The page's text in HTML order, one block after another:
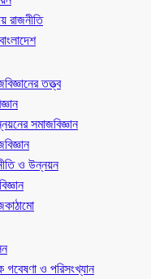
রাজনীতি
তত্ত্ব
সমাজবিজ্ঞান
ও উন্নয়ন
গবেষণা ও পরিসংখ্যান